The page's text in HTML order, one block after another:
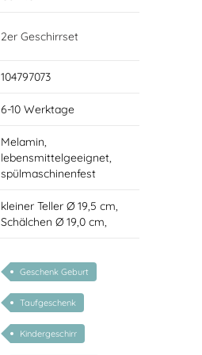
2er Geschirrset
104797073
6-10 Werktage
Melamin,
lebensmittelgeeignet,
spülmaschinenfest
kleiner Teller Ø 19,5 cm,
Schälchen Ø 19,0 cm,
Geschenk Geburt
Taufgeschenk
Kindergeschirr